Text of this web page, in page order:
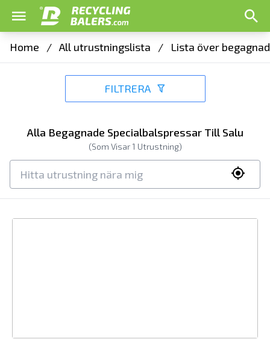
Home / All utrustningslista / Lista över
FILTRERA
Alla Begagnade Specialbalspressar Till Salu
(Som Visar1 Utrustning)